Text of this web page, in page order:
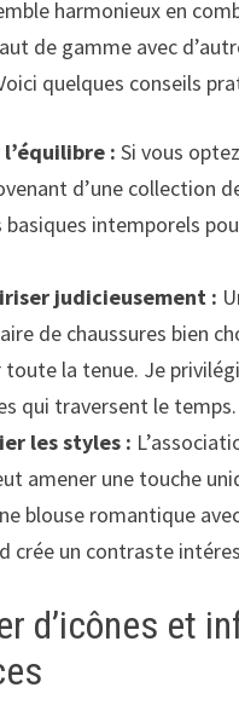
harmonieux en
de gamme avec
quelques conseils
: Si vous
d’une collection
basiques intemporels
judicieusement :
de chaussures bien
la tenue. Je
qui traversent le temps.
les styles :
amener une touche
blouse romantique
crée un contraste
d’icônes et